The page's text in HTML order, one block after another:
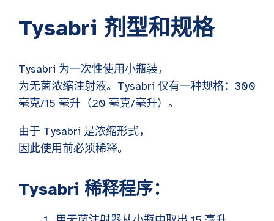
Tysabri 剂型和规格
Tysabri 为一次性使用小瓶装，
为无菌浓缩注射液。Tysabri 仅有一种规格：300
毫克/15 毫升（20 毫克/毫升）。
由于 Tysabri 是浓缩形式，
因此使用前必须稀释。
Tysabri 稀释程序：